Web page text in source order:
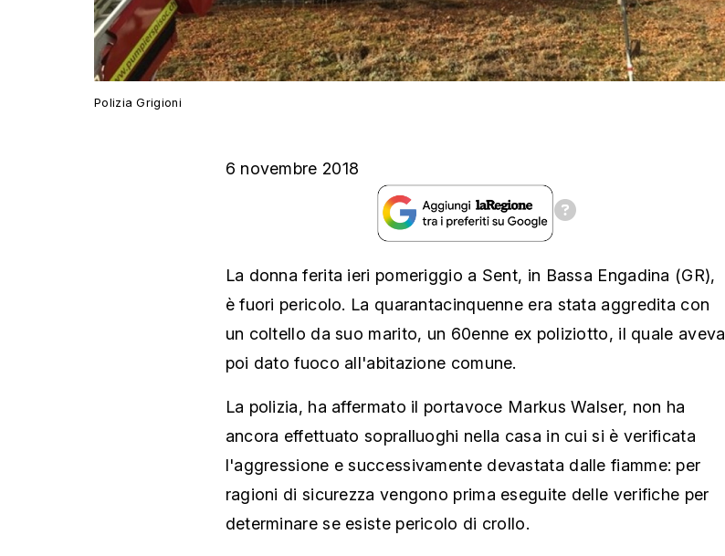
Polizia Grigioni
6 novembre 2018
La donna ferita ieri pomeriggio a Sent, in Bassa Engadina (GR),
è fuori pericolo. La quarantacinquenne era stata aggredita con
un coltello da suo marito, un 60enne ex poliziotto, il quale aveva
poi dato fuoco all'abitazione comune.
La polizia, ha affermato il portavoce Markus Walser, non ha
ancora effettuato sopralluoghi nella casa in cui si è verificata
l'aggressione e successivamente devastata dalle fiamme: per
ragioni di sicurezza vengono prima eseguite delle verifiche per
determinare se esiste pericolo di crollo.